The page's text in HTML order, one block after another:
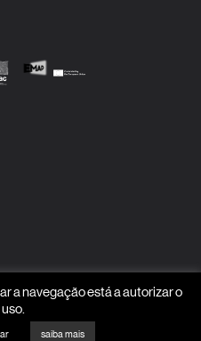
a navegação está a autorizar o
saiba mais